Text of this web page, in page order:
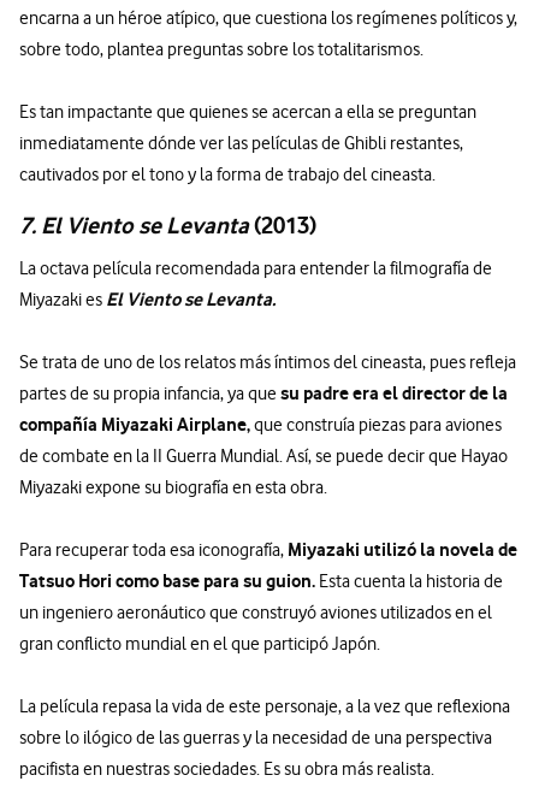
encarna a un héroe atípico, que cuestiona los regímenes políticos y,
sobre todo, plantea preguntas sobre los totalitarismos.
Es tan impactante que quienes se acercan a ella se preguntan
inmediatamente dónde ver las películas de Ghibli restantes,
cautivados por el tono y la forma de trabajo del cineasta.
7. El Viento se Levanta(2013)
La octava película recomendada para entender la filmografía de
Miyazaki es El Viento se Levanta.
Se trata de uno de los relatos más íntimos del cineasta, pues refleja
partes de su propia infancia, ya quesu padre era el director de la
compañía Miyazaki Airplane,que construía piezas para aviones
de combate en la II Guerra Mundial. Así, se puede decir que Hayao
Miyazaki expone su biografía en esta obra.
Para recuperar toda esa iconografía, Miyazaki utilizó la novela de
Tatsuo Hori como base para su guion. Esta cuenta la historia de
un ingeniero aeronáutico que construyó aviones utilizados en el
gran conflicto mundial en el que participó Japón.
La película repasa la vida de este personaje, a la vez que reflexiona
sobre lo ilógico de las guerras y la necesidad de una perspectiva
pacifista en nuestras sociedades. Es su obra más realista.